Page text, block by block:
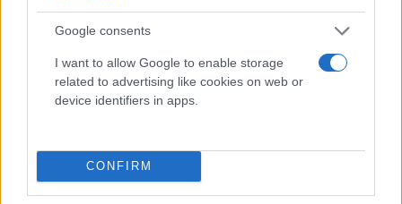
Google consents
I want to allow Google to enable storage
related to advertising like cookies on web or
device identifiers in apps.
CONFIRM
Ελλάδα το 2022 θα είναι μία από την
υψηλότερη στην Ευρωζώνη, στηριζόμενη
Δύο ημέρες μετά, την Παρασκευή 9
Σεπτεμβρίου, θα υπάρξουν ανακοινώσεις,
πληθωρισμού, που εκτός συγκλονιστικού
απροόπτου, θα σημειώσει για δεύτερο
συνεχή μήνα αποκλιμάκωση. Ήδη μας έχει